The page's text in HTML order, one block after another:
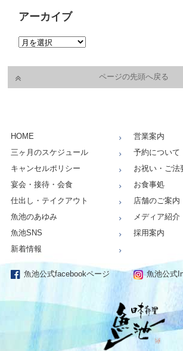
アーカイブ
ページの先頭へ戻る
HOME
営業案内
三ヶ月のスケジュール
予約について
キャンセルポリシー
お祝い・ご法
宴会・接待・会食
お食事処
仕出し・テイクアウト
店舗のご案内
魚池のあゆみ
メディア紹介
魚池SNS
採用案内
新着情報
魚池公式facebookページ 魚池公式